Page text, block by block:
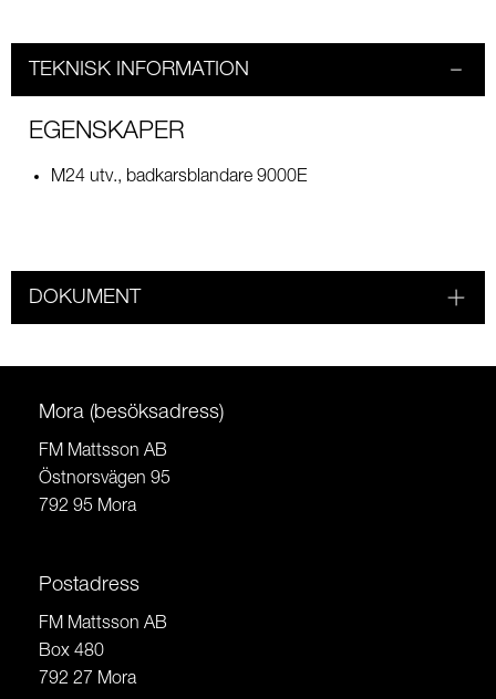
TEKNISK INFORMATION
EGENSKAPER
M24 utv., badkarsblandare 9000E
DOKUMENT
Mora (besöksadress)
FM Mattsson AB
Östnorsvägen 95
792 95 Mora
Postadress
FM Mattsson AB
Box 480
792 27 Mora